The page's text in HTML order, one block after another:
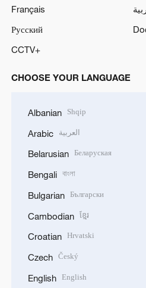
Français
Русский
CCTV+
CHOOSE YOUR LANGUAGE
Albanian Shqip
Arabic العربية
Belarusian Беларуская
Bengali বাংলা
Bulgarian Български
Cambodian ខ្មែរ
Croatian Hrvatski
Czech Český
English English